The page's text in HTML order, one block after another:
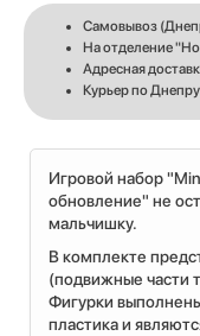
Самовывоз
На отделение
Адресная
Курьер по
Игровой набор
обновление" не
мальчишку.
В комплекте
(подвижные части
Фигурки
пластика и